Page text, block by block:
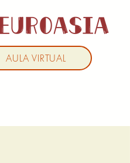
AULA VIRTUAL